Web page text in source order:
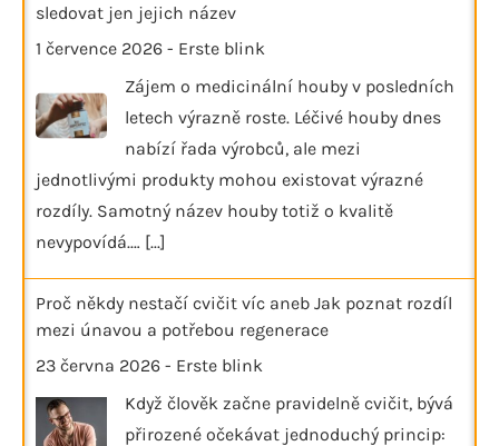
sledovat jen jejich název
1 července 2026 - Erste blink
Zájem o medicinální houby v posledních
letech výrazně roste. Léčivé houby dnes
nabízí řada výrobců, ale mezi
jednotlivými produkty mohou existovat výrazné
rozdíly. Samotný název houby totiž o kvalitě
nevypovídá.… [...]
Proč někdy nestačí cvičit víc aneb Jak poznat rozdíl
mezi únavou a potřebou regenerace
23 června 2026 - Erste blink
Když člověk začne pravidelně cvičit, bývá
přirozené očekávat jednoduchý princip: